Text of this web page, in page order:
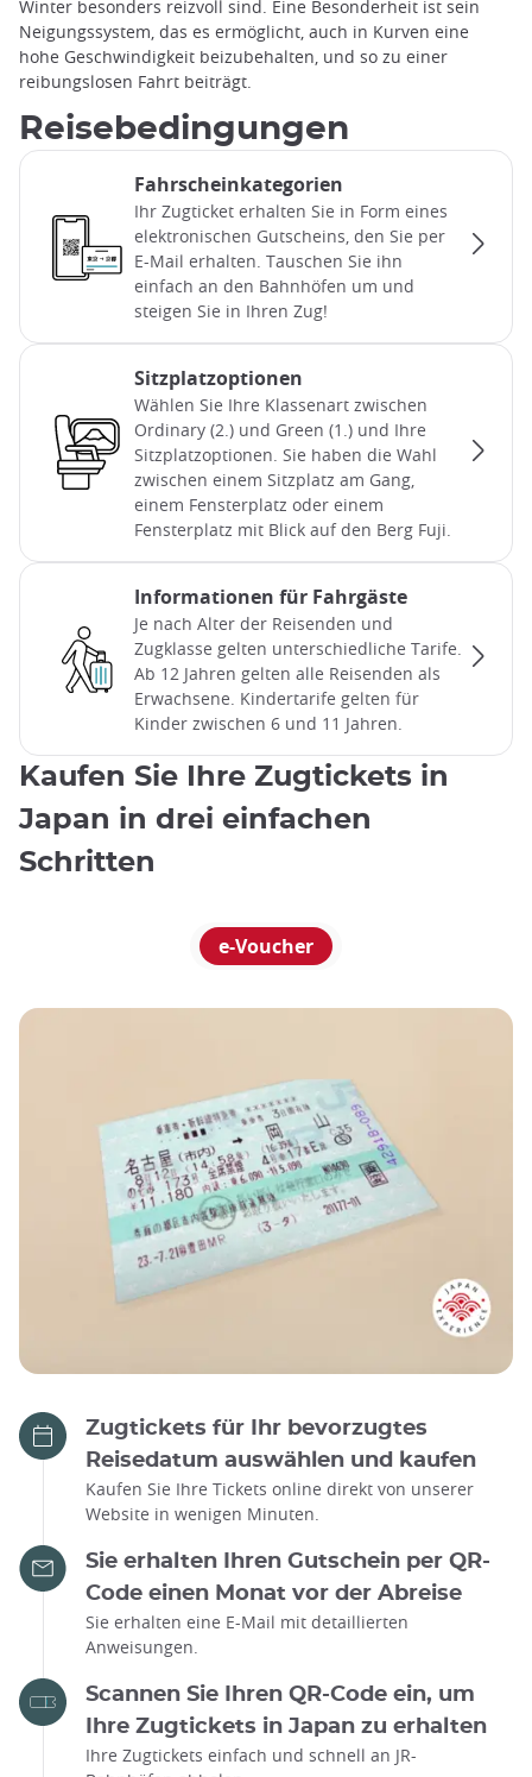
Winter besonders reizvoll sind. Eine Besonderheit ist sein
Neigungssystem, das es ermöglicht, auch in Kurven eine
hohe Geschwindigkeit beizubehalten, und so zu einer
reibungslosen Fahrt beiträgt.
Reisebedingungen
Fahrscheinkategorien
Ihr Zugticket erhalten Sie in Form eines
elektronischen Gutscheins, den Sie per
E-Mail erhalten. Tauschen Sie ihn
einfach an den Bahnhöfen um und
steigen Sie in Ihren Zug!
Sitzplatzoptionen
Wählen Sie Ihre Klassenart zwischen
Ordinary (2.) und Green (1.) und Ihre
Sitzplatzoptionen. Sie haben die Wahl
zwischen einem Sitzplatz am Gang,
einem Fensterplatz oder einem
Fensterplatz mit Blick auf den Berg Fuji.
Informationen für Fahrgäste
Je nach Alter der Reisenden und
Zugklasse gelten unterschiedliche Tarife.
Ab 12 Jahren gelten alle Reisenden als
Erwachsene. Kindertarife gelten für
Kinder zwischen 6 und 11 Jahren.
Kaufen Sie Ihre Zugtickets in
Japan in drei einfachen
Schritten
e-Voucher
Zugtickets für Ihr bevorzugtes
Reisedatum auswählen und kaufen
Kaufen Sie Ihre Tickets online direkt von unserer
Website in wenigen Minuten.
Sie erhalten Ihren Gutschein per QR-
Code einen Monat vor der Abreise
Sie erhalten eine E-Mail mit detaillierten
Anweisungen.
Scannen Sie Ihren QR-Code ein, um
Ihre Zugtickets in Japan zu erhalten
Ihre Zugtickets einfach und schnell an JR-